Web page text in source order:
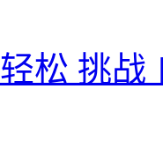
轻松 挑战